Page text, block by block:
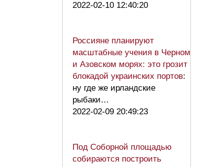
2022-02-10 12:40:20
Россияне планируют
масштабные учения в Черном
и Азовском морях: это грозит
блокадой украинских портов:
ну где же ирландские
рыбаки…
2022-02-09 20:49:23
Под Соборной площадью
собираются построить